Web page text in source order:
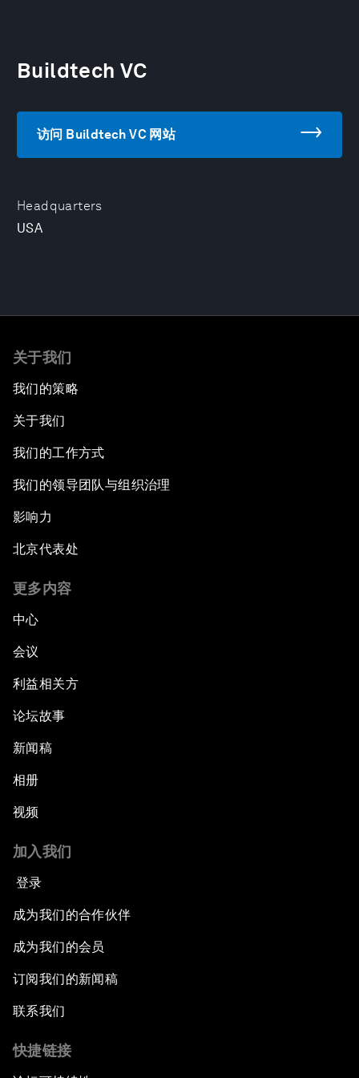
Headquarters
USA
Buildtech VC
访问 Buildtech VC 网站
关于我们
我们的策略
关于我们
我们的工作方式
我们的领导团队与组织治理
影响力
北京代表处
更多内容
中心
会议
利益相关方
论坛故事
新闻稿
相册
视频
加入我们
登录
成为我们的合作伙伴
成为我们的会员
订阅我们的新闻稿
联系我们
快捷链接